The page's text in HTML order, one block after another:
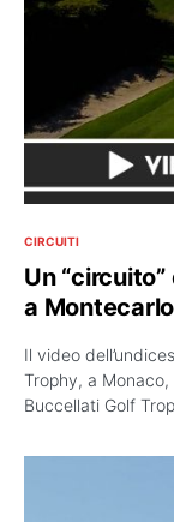
CIRCUITI
Un
a
Il video
Trophy, a Monaco,
Buccellati Golf